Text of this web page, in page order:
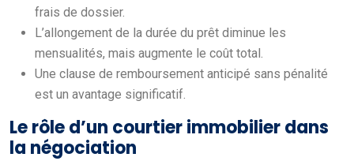
frais de dossier.
L’allongement de la durée du prêt diminue les
mensualités, mais augmente le coût total.
Une clause de remboursement anticipé sans pénalité
est un avantage significatif.
Le rôle d’un courtier immobilier dans
la négociation